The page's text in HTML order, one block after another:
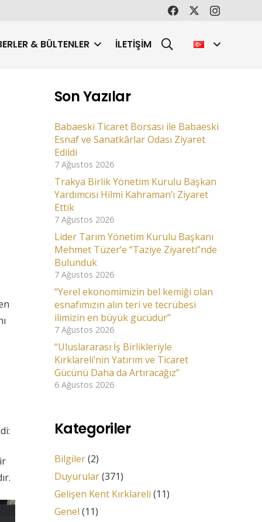
& BÜLTENLER İLETIŞIM
Son Yazılar
Babaeski Ticaret Borsası ile Babaeski
Esnaf ve Sanatkârlar Odası Ziyaret
Edildi
7 Ağustos 2026
Trakya Birlik Yönetim Kurulu Başkan
Yardımcısı Hilmi Kahraman’ı Ziyaret
Ettik
7 Ağustos 2026
Lider Tarım Yönetim Kurulu Başkanı
Mehmet Tüzer’e “Taziye Ziyareti”nde
Bulunduk
7 Ağustos 2026
“Yerel ekonomimizin bel kemiği olan
esnafımızın alın teri ve tecrübesi
ilimizin en büyük gücüdür”
7 Ağustos 2026
“Uluslararası İş Birlikleriyle
Kırklareli’nin Yatırım ve Ticaret
Gücünü Daha da Artıracağız”
6 Ağustos 2026
Kategoriler
Bilgiler(2)
Duyurular(371)
Gelişen Kent Kırklareli (11)
Genel (11)